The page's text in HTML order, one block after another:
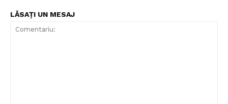
LĂSAȚI UN MESAJ